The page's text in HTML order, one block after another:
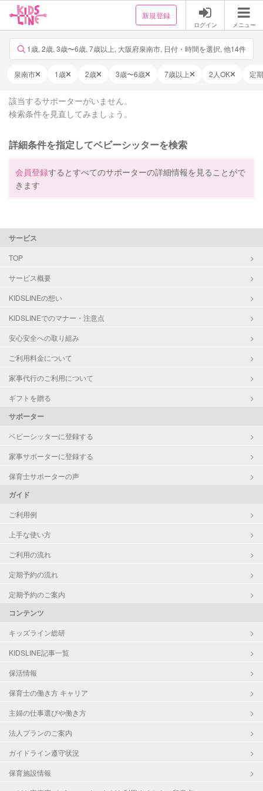
新規登録
ログイン メニュー
1歳, 2歳, 3歳〜6歳, 7歳以上, 大阪府泉南市, 日付・時間を選択, 他14件
泉南市 1歳 2歳 3歳〜6歳 7歳以上 2人OK 定
該当するサポーターがいません。
検索条件を見直してみましょう。
詳細条件を指定してベビーシッターを検索
会員登録するとすべてのサポーターの詳細情報を見ることがで
きます
サービス
TOP
サービス概要
KIDSLINEの想い
KIDSLINEでのマナー・注意点
安心安全への取り組み
ご利用料金について
家事代行のご利用について
ギフトを贈る
サポーター
ベビーシッターに登録する
家事サポーターに登録する
保育士サポーターの声
ガイド
ご利用例
上手な使い方
ご利用の流れ
定期予約の流れ
定期予約のご案内
コンテンツ
キッズライン総研
KIDSLINE記事一覧
保活情報
保育士の働き方 キャリア
主婦の仕事選びや働き方
法人プランのご案内
ガイドライン遵守状況
保育施設情報